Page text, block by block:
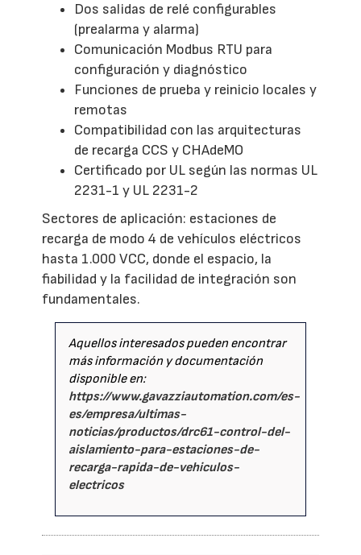
Dos salidas de relé configurables
(prealarma y alarma)
Comunicación Modbus RTU para
configuración y diagnóstico
Funciones de prueba y reinicio locales y
remotas
Compatibilidad con las arquitecturas
de recarga CCS y CHAdeMO
Certificado por UL según las normas UL
2231-1 y UL 2231-2
Sectores de aplicación: estaciones de
recarga de modo 4 de vehículos eléctricos
hasta 1.000 VCC, donde el espacio, la
fiabilidad y la facilidad de integración son
fundamentales.
Aquellos interesados pueden encontrar
más información y documentación
disponible en:
https://www.gavazziautomation.com/es-
es/empresa/ultimas-
noticias/productos/drc61-control-del-
aislamiento-para-estaciones-de-
recarga-rapida-de-vehiculos-
electricos